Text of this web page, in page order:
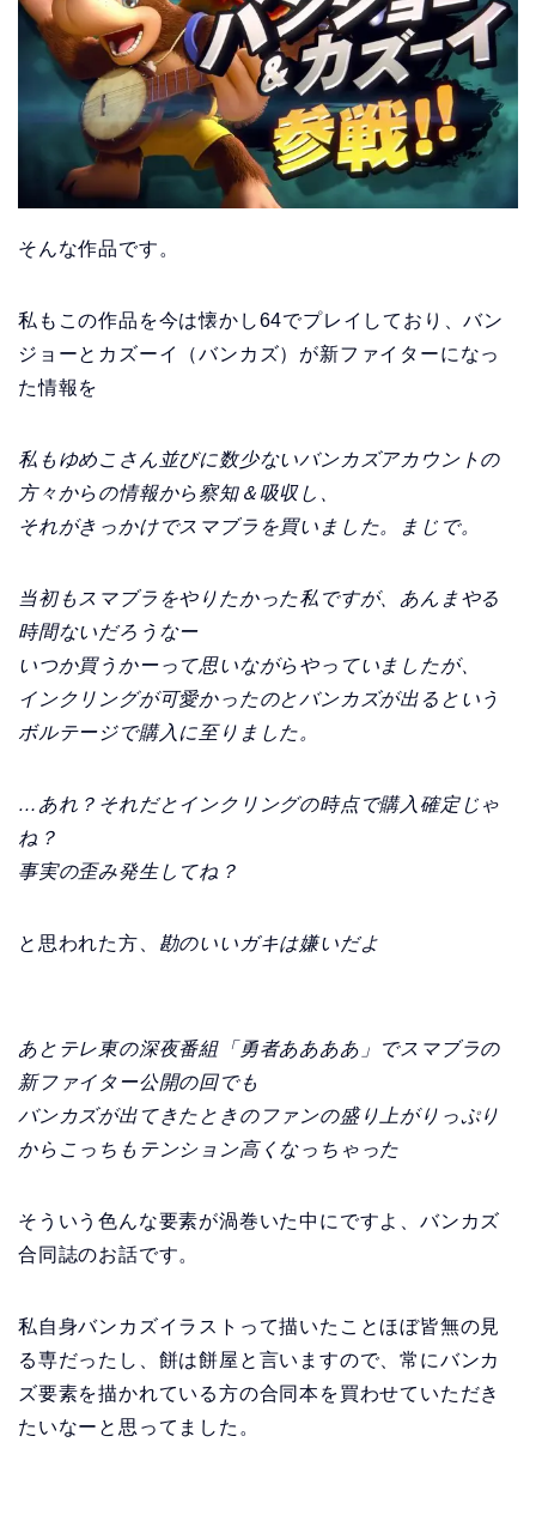
そんな作品です。
私もこの作品を今は懐かし64でプレイしており、バン
ジョーとカズーイ（バンカズ）が新ファイターになっ
た情報を
私もゆめこさん並びに数少ないバンカズアカウントの
方々からの情報から察知＆吸収し、
それがきっかけでスマブラを買いました。まじで。
当初もスマブラをやりたかった私ですが、あんまやる
時間ないだろうなー
いつか買うかーって思いながらやっていましたが、
インクリングが可愛かったのとバンカズが出るという
ボルテージで購入に至りました。
…あれ？それだとインクリングの時点で購入確定じゃ
ね？
事実の歪み発生してね？
と思われた方、 勘のいいガキは嫌いだよ
あとテレ東の深夜番組「勇者ああああ」でスマブラの
新ファイター公開の回でも
バンカズが出てきたときのファンの盛り上がりっぷり
からこっちもテンション高くなっちゃった
そういう色んな要素が渦巻いた中にですよ、バンカズ
合同誌のお話です。
私自身バンカズイラストって描いたことほぼ皆無の見
る専だったし、餅は餅屋と言いますので、常にバンカ
ズ要素を描かれている方の合同本を買わせていただき
たいなーと思ってました。